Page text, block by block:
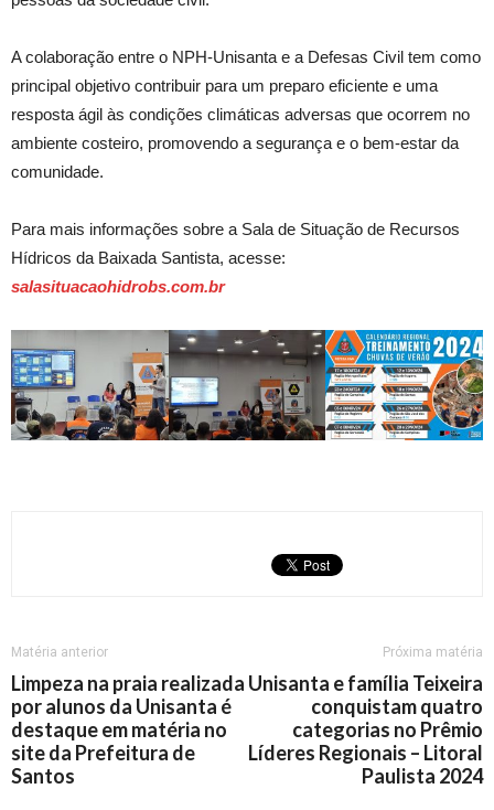
A colaboração entre o NPH-Unisanta e a Defesas Civil tem como
principal objetivo contribuir para um preparo eficiente e uma
resposta ágil às condições climáticas adversas que ocorrem no
ambiente costeiro, promovendo a segurança e o bem-estar da
comunidade.
Para mais informações sobre a Sala de Situação de Recursos
Hídricos da Baixada Santista, acesse:
salasituacaohidrobs.com.br
Matéria anterior
Limpeza na praia realizada
por alunos da Unisanta é
destaque em matéria no
site da Prefeitura de
Santos
Próxima matéria
Unisanta e família Teixeira
conquistam quatro
categorias no Prêmio
Líderes Regionais – Litoral
Paulista 2024